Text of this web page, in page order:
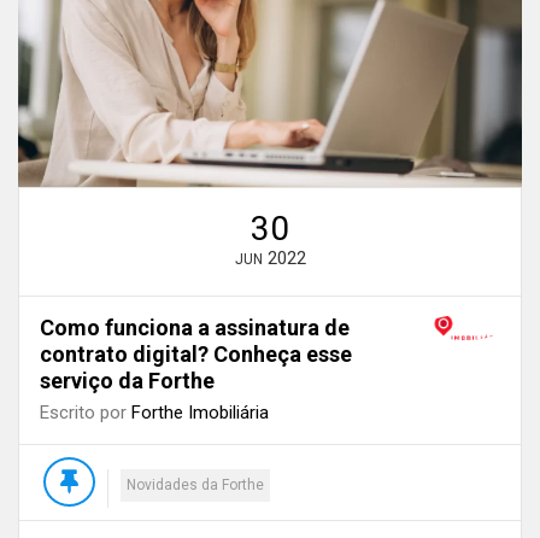
30
JUN 2022
Como funciona a assinatura de
contrato digital? Conheça esse
serviço da Forthe
Escrito por Forthe Imobiliária
Novidades da Forthe